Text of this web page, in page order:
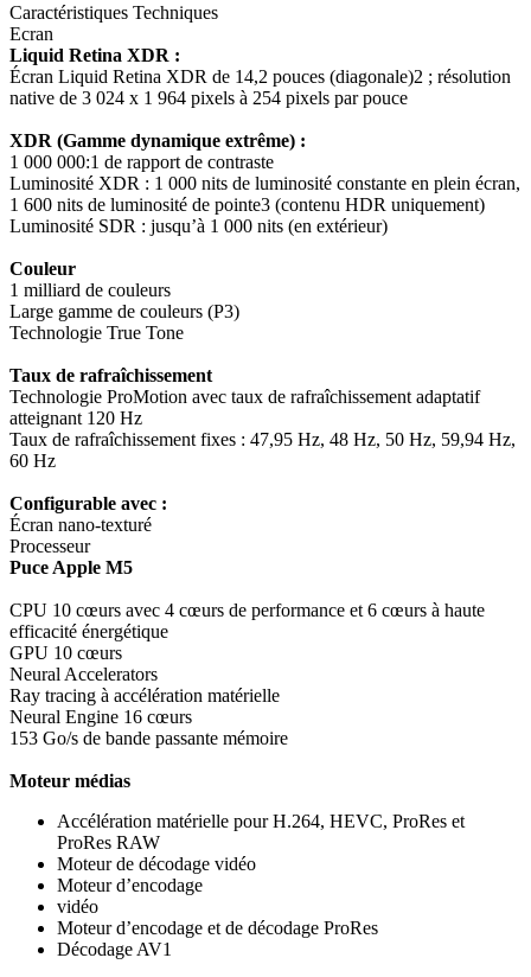
Caractéristiques Techniques
Ecran
Liquid Retina XDR :
Écran Liquid Retina XDR de 14,2 pouces (diagonale)2 ; réso­lution
native de 3 024 x 1 964 pixels à 254 pixels par pouce
XDR (Gamme dynamique extrême) :
1 000 000:1 de rapport de contraste
Luminosité XDR : 1 000 nits de lumi­nosité constante en plein écran,
1 600 nits de lumi­nosité de pointe3 (contenu HDR unique­ment)
Luminosité SDR : jusqu’à 1 000 nits (en extérieur)
Couleur
1 milliard de couleurs
Large gamme de couleurs (P3)
Technologie True Tone
Taux de rafraîchissement
Technologie ProMotion avec taux de rafraîchissement adaptatif
atteignant 120 Hz
Taux de rafraîchissement fixes : 47,95 Hz, 48 Hz, 50 Hz, 59,94 Hz,
60 Hz
Configurable avec :
Écran nano-texturé
Processeur
Puce Apple M5
CPU 10 cœurs avec 4 cœurs de performance et 6 cœurs à haute
effica­cité éner­gétique
GPU 10 cœurs
Neural Accelerators
Ray tracing à accélération matérielle
Neural Engine 16 cœurs
153 Go/s de bande passante mémoire
Moteur médias
Accélération matérielle pour H.264, HEVC, ProRes et
ProRes RAW
Moteur de décodage vidéo
Moteur d’encodage
vidéo
Moteur d’encodage et de décodage ProRes
Décodage AV1